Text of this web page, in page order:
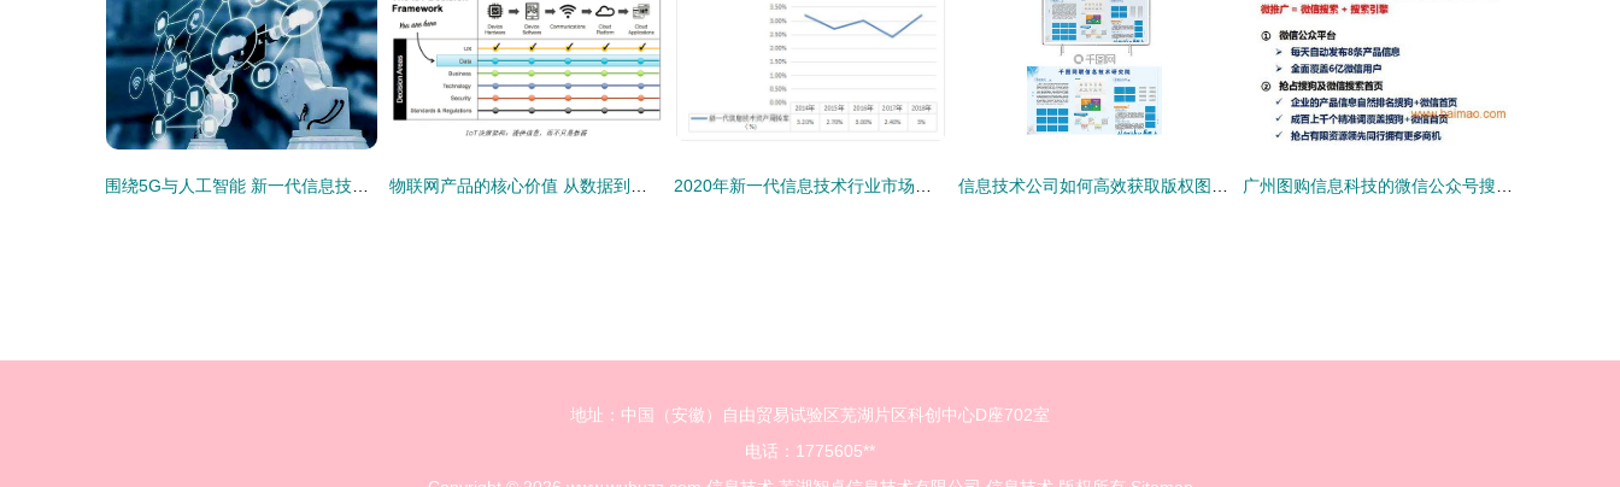
地址：中国（安徽）自由贸易试验区芜湖片区科创中心D座702室
电话：1775605**